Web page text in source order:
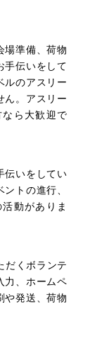
場準備、荷物
手伝いをして
ルのアスリー
ん。アスリー
ら大歓迎で
伝いをしてい
トの進行、
動がありま
だくボランテ
力、ホームペ
や発送、荷物